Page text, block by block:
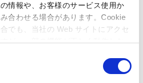
情報や、お客様のサービス使用か
合わせる場合があります。Cookie
でも、当社の Web サイトにアクセ
が、一部の機能が正しく動作しな
© TAITO CORPORATION
©CAPCOM